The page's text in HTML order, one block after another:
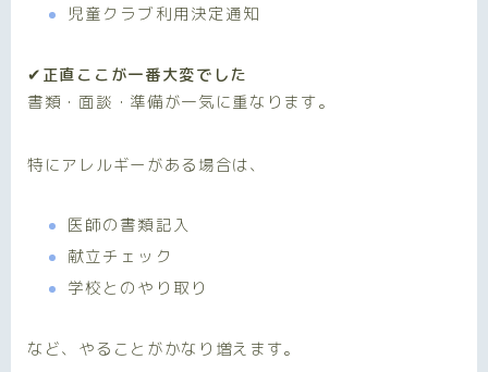
児童クラブ利用決定通知
✔正直ここが一番大変でした
書類・面談・準備が一気に重なります。
特にアレルギーがある場合は、
医師の書類記入
献立チェック
学校とのやり取り
など、やることがかなり増えます。